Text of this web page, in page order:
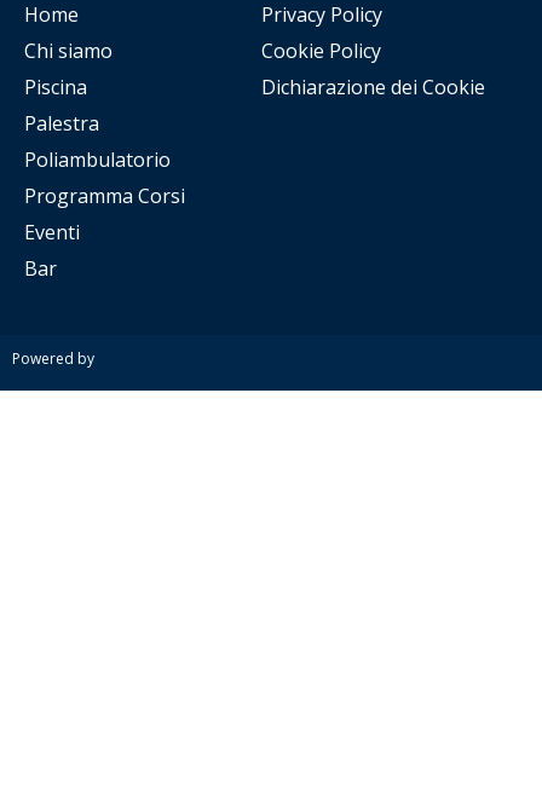
Home
Chi siamo
Piscina
Palestra
Poliambulatorio
Programma Corsi
Eventi
Bar
Privacy Policy
Cookie Policy
Dichiarazione dei Cookie
Powered by